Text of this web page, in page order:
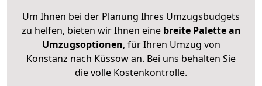
Um Ihnen bei der Planung Ihres Umzugsbudgets
zu helfen, bieten wir Ihnen eine breite Palette an
Umzugsoptionen, für Ihren Umzug von
Konstanz nach Küssow an. Bei uns behalten Sie
die volle Kostenkontrolle.